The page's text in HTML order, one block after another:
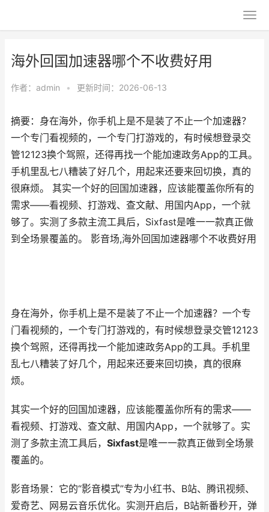
海外回国加速器哪个不收费好用
作者： admin • 更新时间：2026-06-13
摘要：身在海外，你手机上是不是装了不止一个加速器？
一个专门看视频的，一个专门打游戏的，有时候想登录交
管12123换个驾照，还得再找一个能加速政务App的工具。
手机里乱七八糟装了好几个，用起来还要来回切换，真的
很麻烦。 其实一个好的回国加速器，应该能覆盖你所有的
需求——看视频、打游戏、查文献、用国内App，一个就
够了。实测了多款主流工具后，Sixfast是唯一一款真正做
到全场景覆盖的。 影音场,海外回国加速器哪个不收费好用
身在海外，你手机上是不是装了不止一个加速器？一个专
门看视频的，一个专门打游戏的，有时候想登录交管12123
换个驾照，还得再找一个能加速政务App的工具。手机里
乱七八糟装了好几个，用起来还要来回切换，真的很麻
烦。
其实一个好的回国加速器，应该能覆盖你所有的需求——
看视频、打游戏、查文献、用国内App，一个就够了。实
测了多款主流工具后， Sixfast是唯一一款真正做到全场景
覆盖的。
影音场景：它的“影音模式”专为小红书、B站、腾讯视频、
爱奇艺、网易云音乐优化。实测开启后，B站新番秒开，弹